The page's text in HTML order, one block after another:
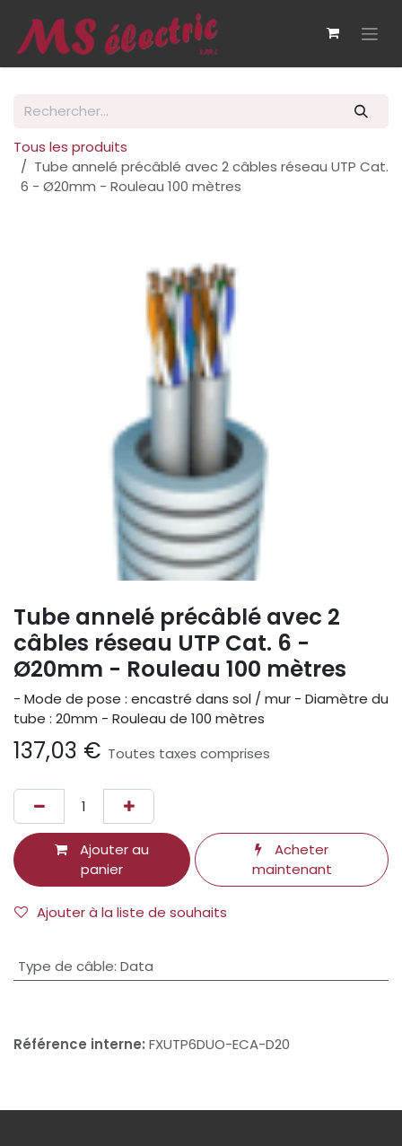
Tous les produits
Tube annelé précâblé avec 2 câbles réseau UTP Cat.
6 - Ø20mm - Rouleau 100 mètres
Tube annelé précâblé avec 2
câbles réseau UTP Cat. 6 -
Ø20mm - Rouleau 100 mètres
- Mode de pose : encastré dans sol / mur - Diamètre du
tube : 20mm - Rouleau de 100 mètres
137,03 € Toutes taxes comprises
Ajouter au
panier
Acheter
maintenant
Ajouter à la liste de souhaits
Type de câble: Data
Référence interne: FXUTP6DUO-ECA-D20